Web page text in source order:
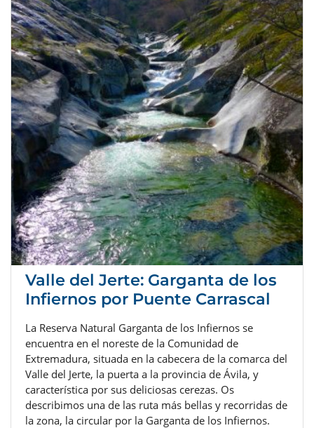
Valle del Jerte: Garganta de los
Infiernos por Puente Carrascal
La Reserva Natural Garganta de los Infiernos se
encuentra en el noreste de la Comunidad de
Extremadura, situada en la cabecera de la comarca del
Valle del Jerte, la puerta a la provincia de Ávila, y
característica por sus deliciosas cerezas. Os
describimos una de las ruta más bellas y recorridas de
la zona, la circular por la Garganta de los Infiernos.